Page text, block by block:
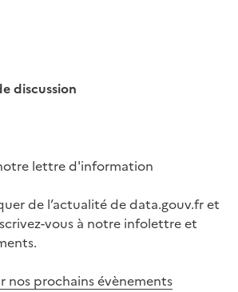
discussion
lettre d'information
de l’actualité de data.gouv.fr et
vous à notre infolettre et
nos prochains évènements